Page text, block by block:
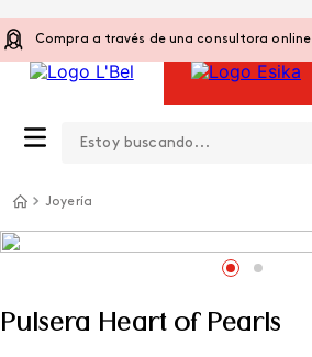
Compra a través de una consultora online
Joyería
Pulsera Heart of Pearls